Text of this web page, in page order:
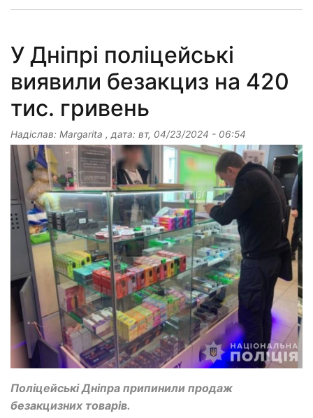
У Дніпрі поліцейські
виявили безакциз на 420
тис. гривень
Надіслав: Margarita , дата: вт, 04/23/2024 - 06:54
Поліцейські Дніпра припинили продаж
безакцизних товарів.